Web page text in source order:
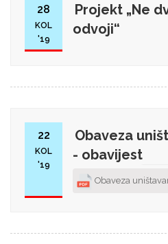
28
KOL
'19
Projekt „Ne
odvoji“
22
KOL
'19
Obaveza
- obavijest
Obaveza